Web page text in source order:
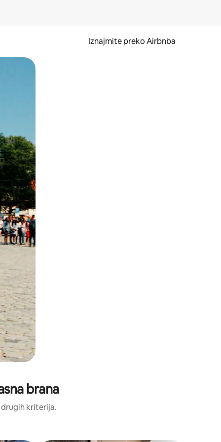
Iznajmite preko Airbnba
prstom po zaslonu.
brana
drugih kriterija.